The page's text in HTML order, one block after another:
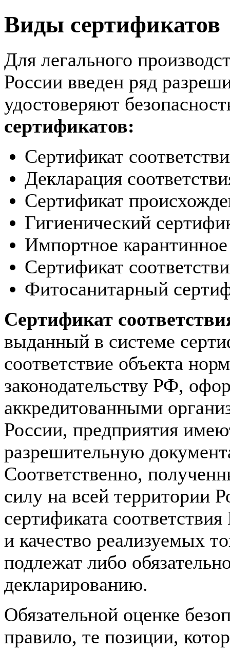
Виды сертификатов
Для легального
России введен ряд
удостоверяют
сертификатов:
Сертификат
Декларация
Сертификат
Гигиенический
Импортное
Сертификат
Фитосанитарный
Сертификат
выданный в системе
соответствие объекта
законодательству РФ,
аккредитованными
России, предприятия
разрешительную
Соответственно,
силу на всей территории
сертификата
и качество реализуемых
подлежат либо
декларированию.
Обязательной оценке
правило, те позиции,